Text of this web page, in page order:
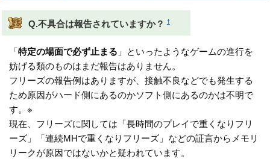
Q.不具合は報告されていますか？ †
「特定の場面で必ず止まる 」といったようなゲームの進行を
妨げる類のものはまだ報告はありません。
フリーズの報告例はありますが、接触不良などでも発生する
ため原因がハード側にあるのかソフト側にあるのかは不明で
す。※
現在、フリーズに関しては「長時間のプレイで重くなりフリ
ーズ」「連続MHで重くなりフリーズ」などの証言からメモリ
リークが原因ではないかと疑われています。